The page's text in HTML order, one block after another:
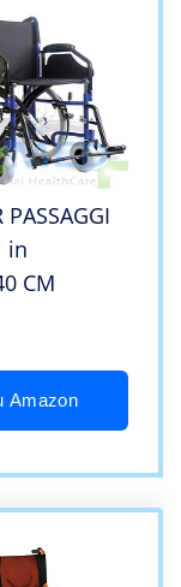
PASSAGGI
in
CM
Amazon